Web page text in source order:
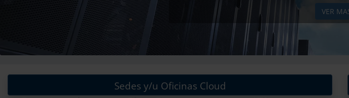
VER
Sedes y/u Oficinas Cloud